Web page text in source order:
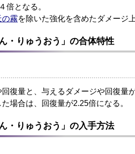
倍となる。
の霧を除いた強化を含めたダメージ
・りゅうおう」の合体特性
復量と、与えるダメージや回復量
場合は、回復量が2.25倍になる。
・りゅうおう」の入手方法